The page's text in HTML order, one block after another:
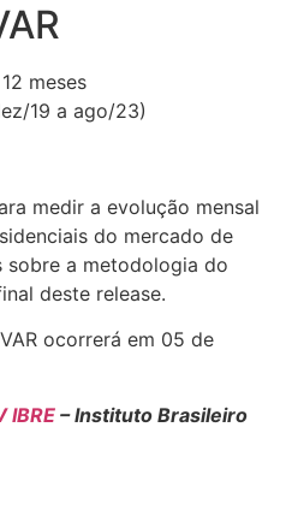
meses
19 a ago/23)
medir a evolução mensal
do mercado de
sobre a metodologia do
deste release.
ocorrerá em 05 de
IBRE – Instituto Brasileiro